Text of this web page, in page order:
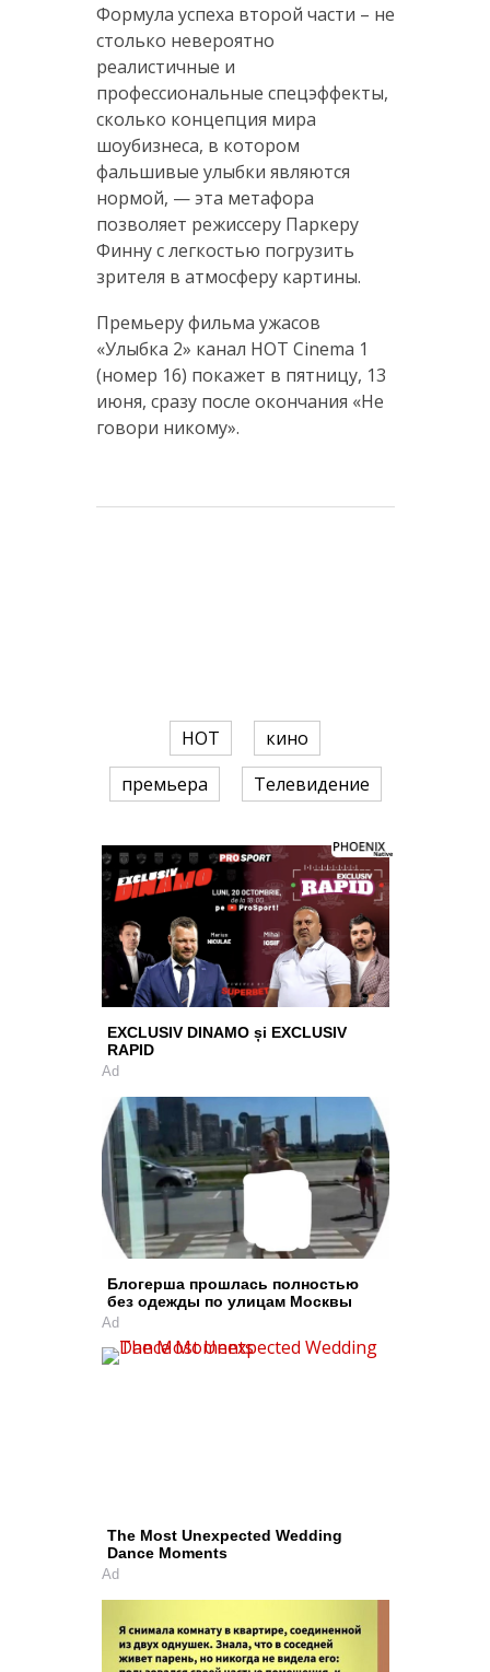
Формула успеха второй части – не
столько невероятно
реалистичные и
профессиональные спецэффекты,
сколько концепция мира
шоубизнеса, в котором
фальшивые улыбки являются
нормой, — эта метафора
позволяет режиссеру Паркеру
Финну с легкостью погрузить
зрителя в атмосферу картины.
Премьеру фильма ужасов
«Улыбка 2» канал HOT Cinema 1
(номер 16) покажет в пятницу, 13
июня, сразу после окончания «Не
говори никому».
HOT
кино
премьера
Телевидение
EXCLUSIV DINAMO și EXCLUSIV
RAPID
Ad
Блогерша прошлась полностью
без одежды по улицам Москвы
Ad
The Most Unexpected Wedding
Dance Moments
Ad